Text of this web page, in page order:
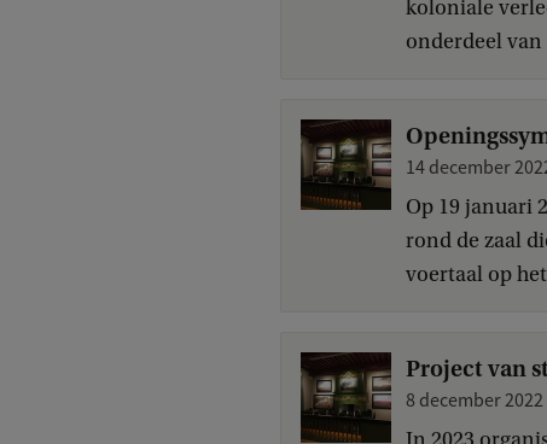
koloniale
onderdeel
14 december
Op 19 januari
rond de zaal
voertaal op
Project van
8 december 2022